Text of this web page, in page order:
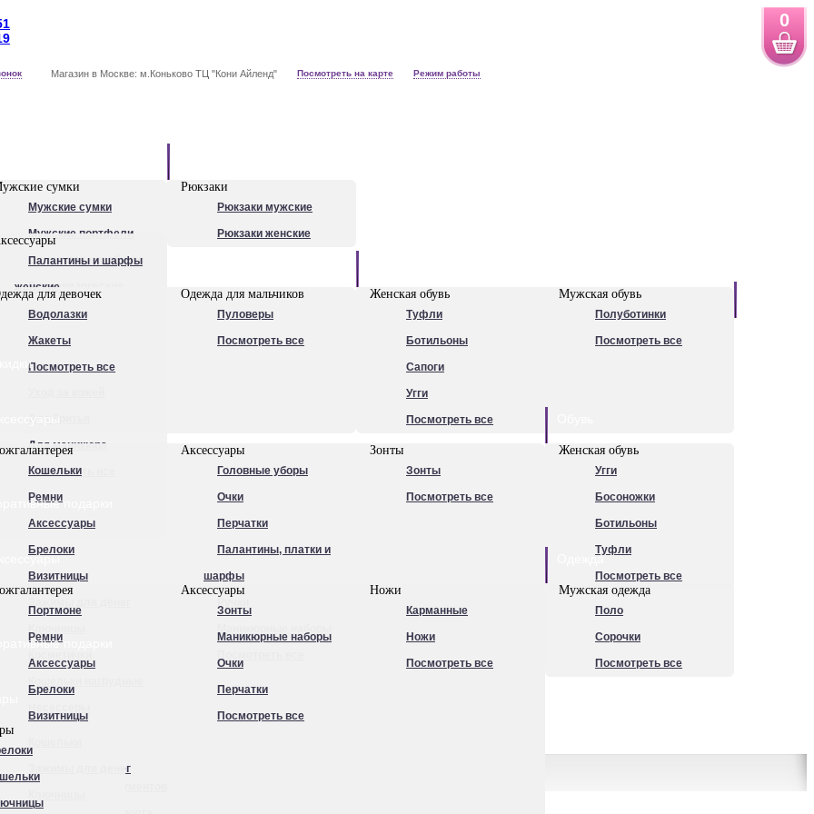
0
Магазин в Москве: м.Коньково ТЦ "Кони Айленд" Посмотреть на карте Режим работы
сумки
Мужские сумки
Мужские портфели
Сумки для ноутбуков
Рюкзаки мужские
Посмотреть все
Рюкзаки
Рюкзаки мужские
Рюкзаки женские
Палантины и шарфы
женские
Очки
Ножи
Ручки
Для маникюра
Посмотреть все
для девочек
Водолазки
Жакеты
Посмотреть все
Одежда для мальчиков
Пуловеры
Посмотреть все
Женская обувь
Туфли
Ботильоны
Сапоги
Угги
Посмотреть все
Мужская обувь
Полуботинки
Посмотреть все
Кошельки
Ремни
Аксессуары
Брелоки
Визитницы
Аксессуары
Головные уборы
Очки
Перчатки
Палантины, платки и
шарфы
Зонты
Зонты
Посмотреть все
Женская обувь
Угги
Босоножки
Ботильоны
Туфли
Посмотреть все
подарки
Портмоне
Ремни
Аксессуары
Брелоки
Визитницы
Зажимы для денег
Аксессуары
Зонты
Маникюрные наборы
Очки
Перчатки
Посмотреть все
Ножи
Карманные
Ножи
Посмотреть все
Одежда
Мужская одежда
Поло
Сорочки
Посмотреть все
подарки